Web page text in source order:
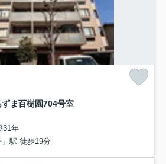
ま百樹園704号室
31年
駅 徒歩19分